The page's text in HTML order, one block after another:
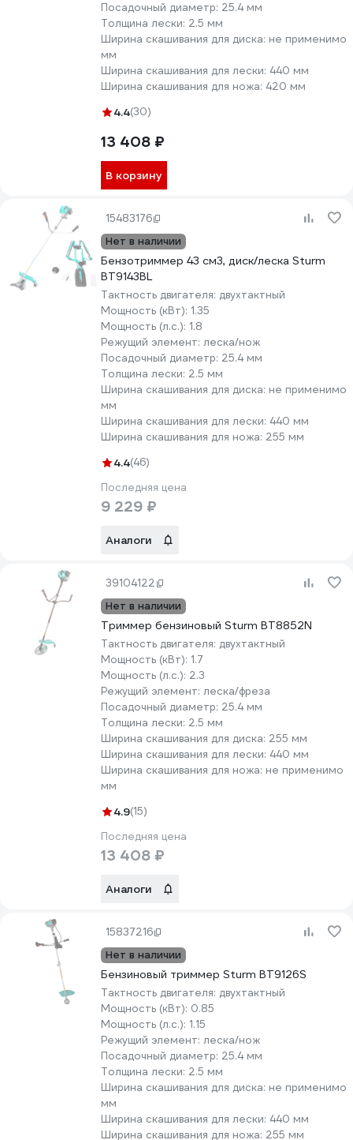
Посадочный диаметр: 25.4 мм
Толщина лески: 2.5 мм
Ширина скашивания для диска: не применимо
мм
Ширина скашивания для лески: 440 мм
Ширина скашивания для ножа: 420 мм
4.4(30)
13 408 ₽
В корзину
15483176
Нет в наличии
Бензотриммер 43 см3, диск/леска Sturm
BT9143BL
Тактность двигателя: двухтактный
Мощность (кВт): 1.35
Мощность (л.с.): 1.8
Режущий элемент: леска/нож
Посадочный диаметр: 25.4 мм
Толщина лески: 2.5 мм
Ширина скашивания для диска: не применимо
мм
Ширина скашивания для лески: 440 мм
Ширина скашивания для ножа: 255 мм
4.4(46)
Последняя цена
9 229 ₽
Аналоги
39104122
Нет в наличии
Триммер бензиновый Sturm BT8852N
Тактность двигателя: двухтактный
Мощность (кВт): 1.7
Мощность (л.с.): 2.3
Режущий элемент: леска/фреза
Посадочный диаметр: 25.4 мм
Толщина лески: 2.5 мм
Ширина скашивания для диска: 255 мм
Ширина скашивания для лески: 440 мм
Ширина скашивания для ножа: не применимо
мм
4.9(15)
Последняя цена
13 408 ₽
Аналоги
15837216
Нет в наличии
Бензиновый триммер Sturm BT9126S
Тактность двигателя: двухтактный
Мощность (кВт): 0.85
Мощность (л.с.): 1.15
Режущий элемент: леска/нож
Посадочный диаметр: 25.4 мм
Толщина лески: 2.5 мм
Ширина скашивания для диска: не применимо
мм
Ширина скашивания для лески: 440 мм
Ширина скашивания для ножа: 255 мм